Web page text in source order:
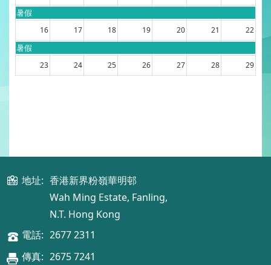
暑假
16 17 18 19 20 21 22
暑假
23 24 25 26 27 28 29
地址: 香港新界粉嶺華明邨
Wah Ming Estate, Fanling,
N.T. Hong Kong
電話: 2677 2311
傳真: 2675 7241